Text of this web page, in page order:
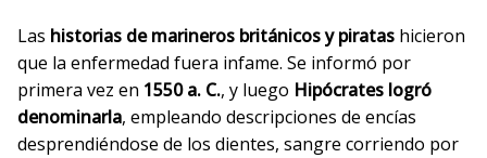
Las historias de marineros británicos y piratas hicieron
que la enfermedad fuera infame. Se informó por
primera vez en 1550 a. C., y luego Hipócrates logró
denominarla, empleando descripciones de encías
desprendiéndose de los dientes, sangre corriendo por